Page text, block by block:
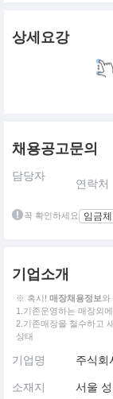
상세요강
채용공고문의
담당자
연락처
꼭 확인하세요 임금
기업소개
※ 혹시! 매장채용정보와
1.기존운영하는 매장외
2.기존매장을 철수하고
상태
기업명 주식회
소재지
서울